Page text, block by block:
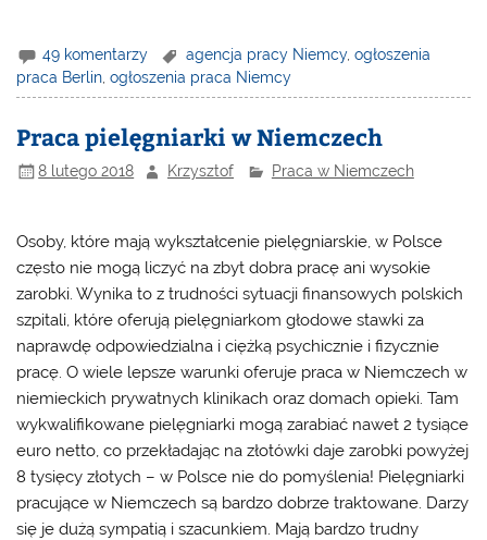
49 komentarzy agencja pracy Niemcy,ogłoszenia
praca Berlin,ogłoszenia praca Niemcy
Praca pielęgniarki w Niemczech
8 lutego 2018 Krzysztof Praca w Niemczech
Osoby, które mają wykształcenie pielęgniarskie, w Polsce
często nie mogą liczyć na zbyt dobra pracę ani wysokie
zarobki. Wynika to z trudności sytuacji finansowych polskich
szpitali, które oferują pielęgniarkom głodowe stawki za
naprawdę odpowiedzialna i ciężką psychicznie i fizycznie
pracę. O wiele lepsze warunki oferuje praca w Niemczech w
niemieckich prywatnych klinikach oraz domach opieki. Tam
wykwalifikowane pielęgniarki mogą zarabiać nawet 2 tysiące
euro netto, co przekładając na złotówki daje zarobki powyżej
8 tysięcy złotych – w Polsce nie do pomyślenia! Pielęgniarki
pracujące w Niemczech są bardzo dobrze traktowane. Darzy
się je dużą sympatią i szacunkiem. Mają bardzo trudny